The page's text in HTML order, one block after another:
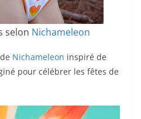
selon Nichameleon
de Nichameleon inspiré de
pour célébrer les fêtes de